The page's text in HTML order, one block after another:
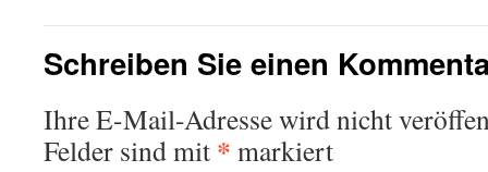
Schreiben Sie einen
Ihre E-Mail-Adresse wird nicht
Felder sind mit * markiert